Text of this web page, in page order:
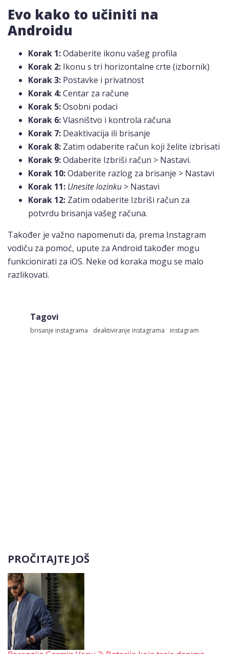
Evo kako to učiniti na
Androidu
Korak 1:Odaberite ikonu vašeg profila
Korak 2: Ikonu s tri horizontalne crte (izbornik)
Korak 3: Postavke i privatnost
Korak 4:Centar za račune
Korak 5:Osobni podaci
Korak 6:Vlasništvo i kontrola računa
Korak 7: Deaktivacija ili brisanje
Korak 8: Zatim odaberite račun koji želite izbrisati
Korak 9:Odaberite Izbriši račun > Nastavi.
Korak 10:Odaberite razlog za brisanje > Nastavi
Korak 11: Unesite lozinku > Nastavi
Korak 12: Zatim odaberite Izbriši račun za
potvrdu brisanja vašeg računa.
Također je važno napomenuti da, prema Instagram
vodiču za pomoć, upute za Android također mogu
funkcionirati za iOS. Neke od koraka mogu se malo
razlikovati.
Tagovi
brisanje instagrama deaktiviranje instagrama instagram
PROČITAJTE JOŠ